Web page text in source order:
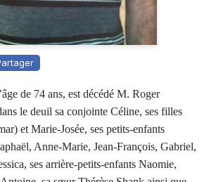
de 74 ans, est décédé M. Roger
le deuil sa conjointe Céline, ses filles
et Marie-Josée, ses petits-enfants
Anne-Marie, Jean-François, Gabriel,
ses arrière-petits-enfants Naomie,